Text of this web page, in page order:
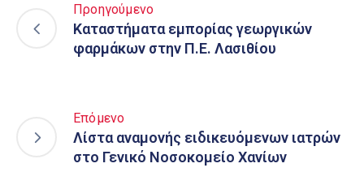
Προηγούμενο
Καταστήματα εμπορίας γεωργικών
φαρμάκων στην Π.Ε. Λασιθίου
Επόμενο
Λίστα αναμονής ειδικευόμενων ιατρών
στο Γενικό Νοσοκομείο Χανίων